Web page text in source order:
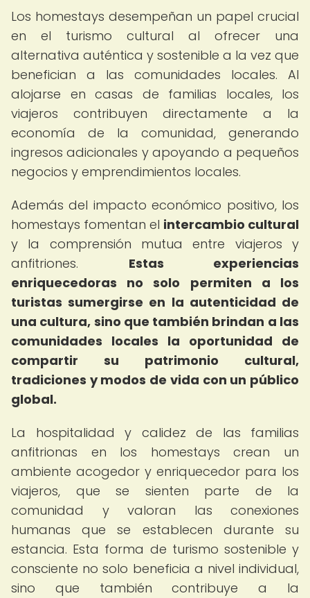
Los homestays desempeñan un papel crucial
en el turismo cultural al ofrecer una
alternativa auténtica y sostenible a la vez que
benefician a las comunidades locales. Al
alojarse en casas de familias locales, los
viajeros contribuyen directamente a la
economía de la comunidad, generando
ingresos adicionales y apoyando a pequeños
negocios y emprendimientos locales.
Además del impacto económico positivo, los
homestays fomentan el intercambio cultural
y la comprensión mutua entre viajeros y
anfitriones. Estas experiencias
enriquecedoras no solo permiten a los
turistas sumergirse en la autenticidad de
una cultura, sino que también brindan a las
comunidades locales la oportunidad de
compartir su patrimonio cultural,
tradiciones y modos de vida con un público
global.
La hospitalidad y calidez de las familias
anfitrionas en los homestays crean un
ambiente acogedor y enriquecedor para los
viajeros, que se sienten parte de la
comunidad y valoran las conexiones
humanas que se establecen durante su
estancia. Esta forma de turismo sostenible y
consciente no solo beneficia a nivel individual,
sino que también contribuye a la